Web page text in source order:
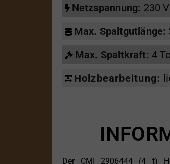
Netzspannung: 230 V
Max. Spaltgutlänge:
Max. Spaltkraft: 4
Holzbearbeitung:
Der CMI 2906444 (4 t)